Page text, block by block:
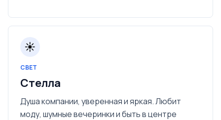
☀️
СВЕТ
Стелла
Душа компании, уверенная и яркая. Любит
моду, шумные вечеринки и быть в центре